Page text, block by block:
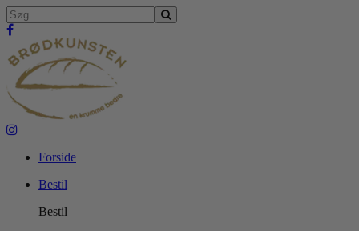
Forside
Bestil
Bestil